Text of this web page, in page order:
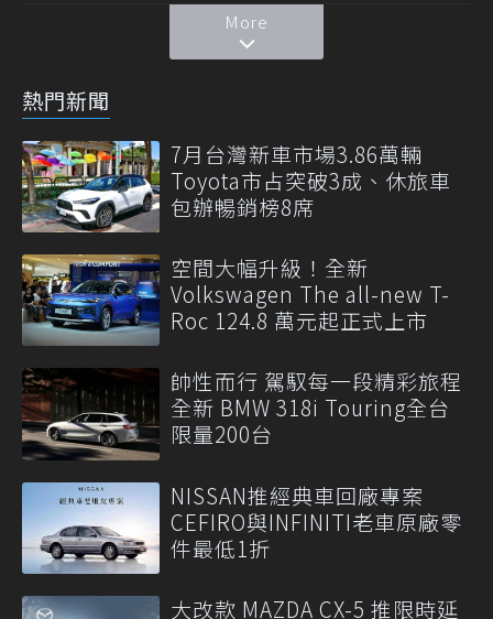
More
熱門新聞
7月台灣新車市場3.86萬輛
Toyota市占突破3成、休旅車
包辦暢銷榜8席
空間大幅升級！全新
Volkswagen The all-new T-
Roc 124.8 萬元起正式上市
帥性而行 駕馭每一段精彩旅程
全新 BMW 318i Touring全台
限量200台
NISSAN推經典車回廠專案
CEFIRO與INFINITI老車原廠零
件最低1折
大改款 MAZDA CX-5 推限時延